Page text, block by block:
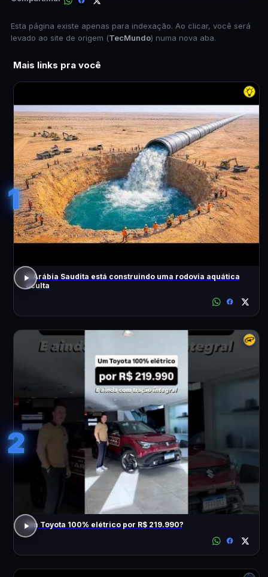
Esta página existe apenas para indexação. Ao clicar, você será
levado ao site de origem (TecMundo) numa nova aba.
Mais links pra você
1
A Arábia Saudita está construindo uma rodovia aquática
oculta
2
Um Toyota 100% elétrico por R$ 219.990?